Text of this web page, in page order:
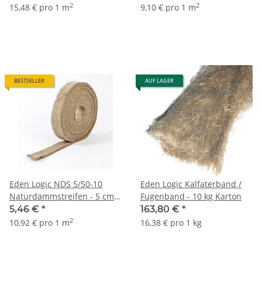
15,48 € pro 1 m2
9,10 € pro 1 m2
BESTSELLER
Eden Logic NDS 5/50-10
Naturdämmstreifen - 5 cm x
10 m Rolle (5 mm)
5,46 € *
10,92 € pro 1 m2
AUF LAGER
Eden Logic Kalfaterband /
Fugenband - 10 kg Karton
163,80 € *
16,38 € pro 1 kg